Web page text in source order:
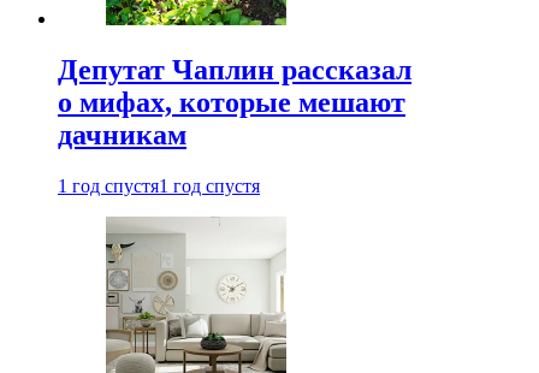
Депутат Чаплин рассказал
о мифах, которые мешают
дачникам
1 год спустя1 год спустя